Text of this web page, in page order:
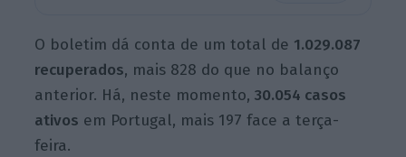
O boletim dá conta de um total de 1.029.087
recuperados, mais 828 do que no balanço
anterior. Há, neste momento,30.054 casos
ativos em Portugal, mais 197 face a terça-
feira.